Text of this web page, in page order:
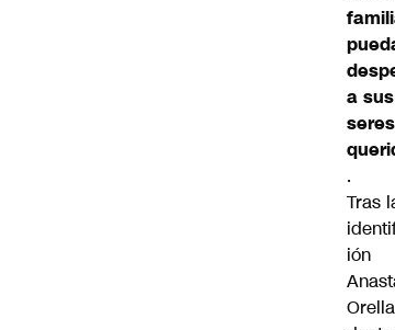
a sus
seres
.
Tras
ión